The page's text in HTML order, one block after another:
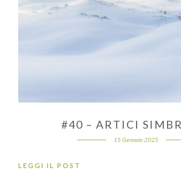
#40 – ARTICI
15 Gennaio 2025
LEGGI IL POST